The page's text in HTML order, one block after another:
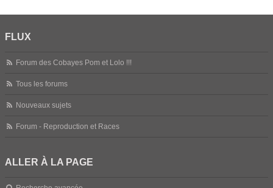
FLUX
Forum des Cobayes Pom et Lolo !!!
Tous les forums
Nouveaux sujets
Forum - Reproduction et Races
ALLER À LA PAGE